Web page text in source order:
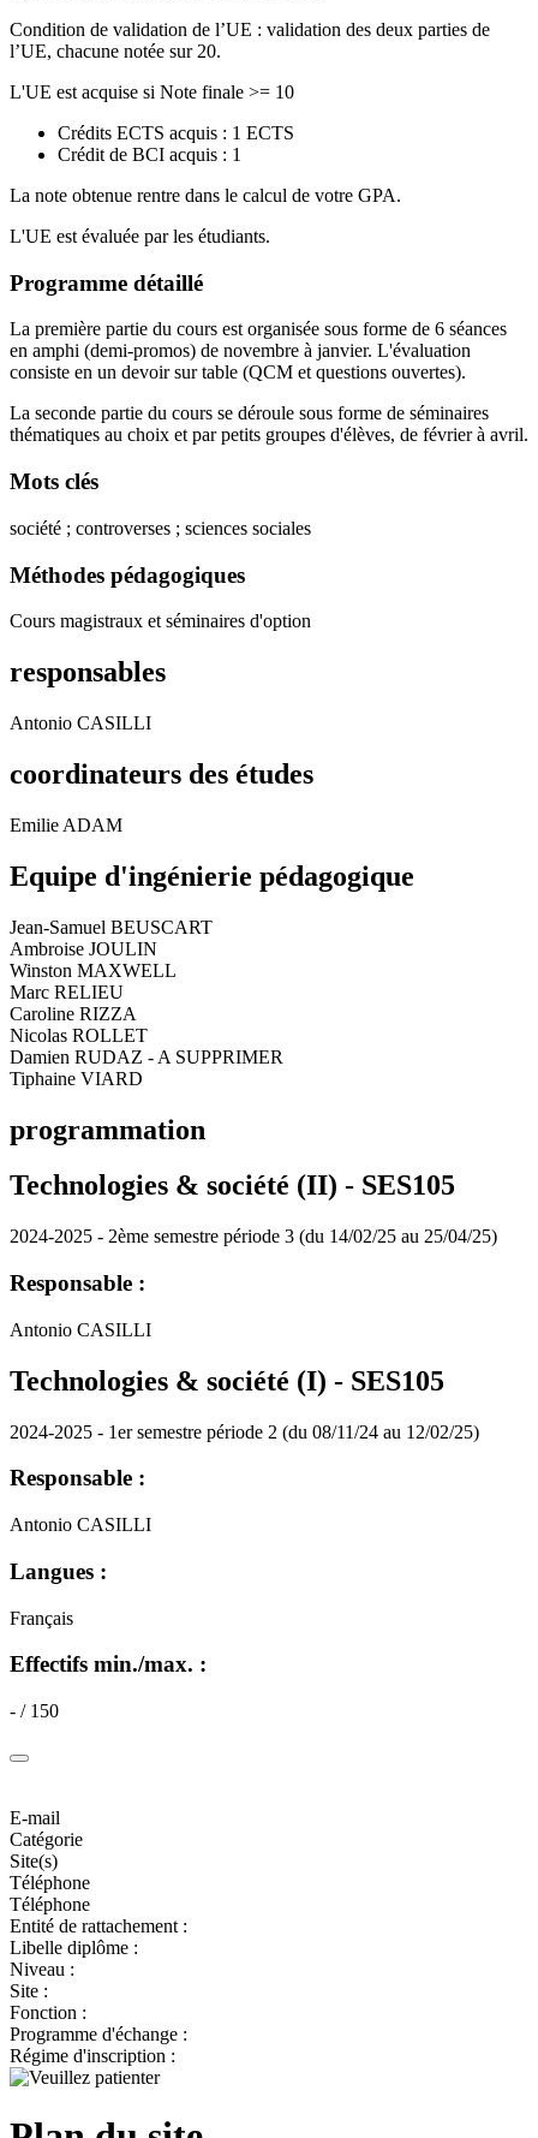
Condition de validation de l’UE : validation des deux parties de
l’UE, chacune notée sur 20.
L'UE est acquise si Note finale >= 10
Crédits ECTS acquis : 1 ECTS
Crédit de BCI acquis : 1
La note obtenue rentre dans le calcul de votre GPA.
L'UE est évaluée par les étudiants.
Programme détaillé
La première partie du cours est organisée sous forme de 6 séances
en amphi (demi-promos) de novembre à janvier. L'évaluation
consiste en un devoir sur table (QCM et questions ouvertes).
La seconde partie du cours se déroule sous forme de séminaires
thématiques au choix et par petits groupes d'élèves, de février à avril.
Mots clés
société ; controverses ; sciences sociales
Méthodes pédagogiques
Cours magistraux et séminaires d'option
responsables
Antonio CASILLI
coordinateurs des études
Emilie ADAM
Equipe d'ingénierie pédagogique
Jean-Samuel BEUSCART
Ambroise JOULIN
Winston MAXWELL
Marc RELIEU
Caroline RIZZA
Nicolas ROLLET
Damien RUDAZ - A SUPPRIMER
Tiphaine VIARD
programmation
Technologies & société (II) - SES105
2024-2025 - 2ème semestre période 3 (du 14/02/25 au 25/04/25)
Responsable :
Antonio CASILLI
Technologies & société (I) - SES105
2024-2025 - 1er semestre période 2 (du 08/11/24 au 12/02/25)
Responsable :
Antonio CASILLI
Langues :
Français
Effectifs min./max. :
- / 150
E-mail
Catégorie
Site(s)
Téléphone
Téléphone
Entité de rattachement :
Libelle diplôme :
Niveau :
Site :
Fonction :
Programme d'échange :
Régime d'inscription :